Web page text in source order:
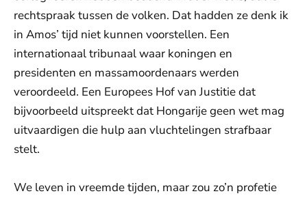
rechtspraak tussen de volken. Dat hadden ze denk ik
in Amos’ tijd niet kunnen voorstellen. Een
internationaal tribunaal waar koningen en
presidenten en massamoordenaars werden
veroordeeld. Een Europees Hof van Justitie dat
bijvoorbeeld uitspreekt dat Hongarije geen wet mag
uitvaardigen die hulp aan vluchtelingen strafbaar
stelt.
We leven in vreemde tijden, maar zou zo’n profetie